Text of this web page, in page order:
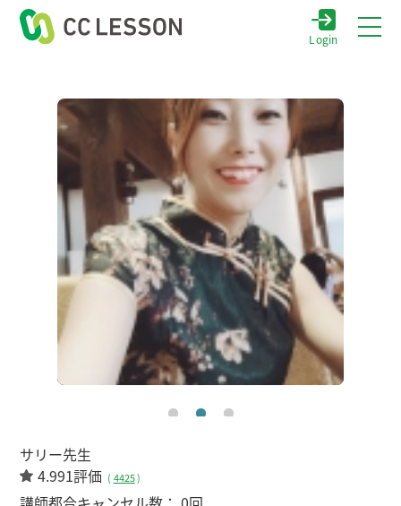
Login
サリー先生
4.991評価 ( 4425)